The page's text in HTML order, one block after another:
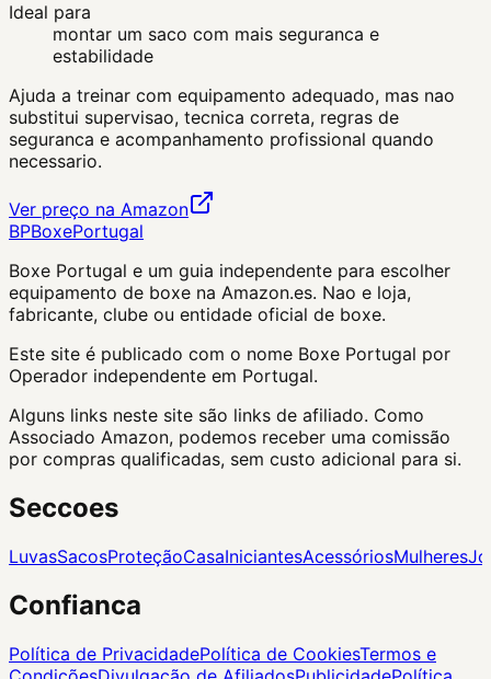
Ideal para
montar um saco com mais seguranca e
estabilidade
Ajuda a treinar com equipamento adequado, mas nao
substitui supervisao, tecnica correta, regras de
seguranca e acompanhamento profissional quando
necessario.
Ver preço na Amazon
BPBoxePortugal
Boxe Portugal e um guia independente para escolher
equipamento de boxe na Amazon.es. Nao e loja,
fabricante, clube ou entidade oficial de boxe.
Este site é publicado com o nome Boxe Portugal por
Operador independente em Portugal.
Alguns links neste site são links de afiliado. Como
Associado Amazon, podemos receber uma comissão
por compras qualificadas, sem custo adicional para si.
Seccoes
LuvasSacosProteçãoCasaIniciantesAcessóriosMulheres
Confianca
Política de PrivacidadePolítica de CookiesTermos e